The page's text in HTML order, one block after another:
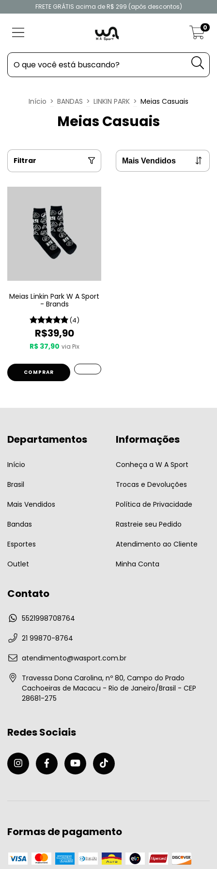
FRETE GRÁTIS acima de R$ 299 (após descontos)
0
Início > BANDAS > LINKIN PARK > Meias Casuais
Meias Casuais
Filtrar
Meias Linkin Park W A Sport
- Brands
(4)
R$39,90
R$ 37,90 via Pix
COMPRAR
Departamentos
Início
Brasil
Mais Vendidos
Bandas
Esportes
Outlet
Informações
Conheça a W A Sport
Trocas e Devoluções
Política de Privacidade
Rastreie seu Pedido
Atendimento ao Cliente
Minha Conta
Contato
5521998708764
21 99870-8764
atendimento@wasport.com.br
Travessa Dona Carolina, nº 80, Campo do Prado
Cachoeiras de Macacu - Rio de Janeiro/Brasil - CEP
28681-275
Redes Sociais
Formas de pagamento